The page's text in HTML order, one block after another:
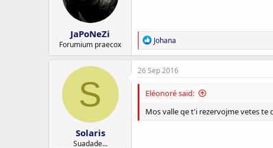
JaPoNeZi
Forumium praecox
R
e
a
c
o
s
Johana
S
Solaris
Suadade...
26 Sep 2016
Eléonoré said:
Mos valle qe t'i rezervojme vetes